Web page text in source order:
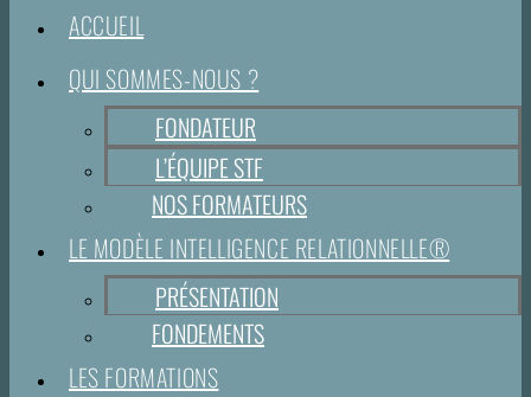
ACCUEIL
QUI SOMMES-NOUS ?
FONDATEUR
L’ÉQUIPE STF
NOS FORMATEURS
LE MODÈLE INTELLIGENCE RELATIONNELLE®
PRÉSENTATION
FONDEMENTS
LES FORMATIONS